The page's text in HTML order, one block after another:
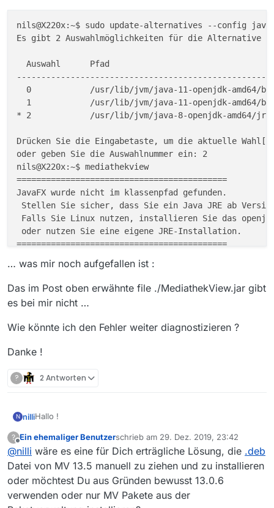
nils@X220x:~$ sudo update-alternatives --config
Es gibt 2 Auswahlmöglichkeiten für die
Auswahl      Pfad
0            /usr/lib/jvm/java-11-openjdk-amd64/
1            /usr/lib/jvm/java-11-openjdk-amd64/
* 2            /usr/lib/jvm/java-8-openjdk-amd64/jre/
Drücken Sie die Eingabetaste, um die aktuelle
oder geben Sie die Auswahlnummer ein: 2
nils@X220x:~$ mediathekview
===========================================
JavaFX wurde nicht im klassenpfad gefunden.
Stellen Sie sicher, dass Sie ein Java JRE ab
Falls Sie Linux nutzen, installieren Sie das openjfx-
oder nutzen Sie eine eigene JRE-Installation.
===========================================
… was mir noch aufgefallen ist :
Das im Post oben erwähnte file ./MediathekView.jar gibt
es bei mir nicht …
Wie könnte ich den Fehler weiter diagnostizieren ?
Danke !
? 2 Antworten
N nilliHallo !
MediathekView 13.0.6-1 aus der Linux Mint 19.3
Anwendungsverwaltung startet bei mir nicht.
Das MediathekView Logo blinkt einmal kurz auf und das
war’s…
nils@X220x:~$ mediathekview
===========================================
?
Offline
Ein ehemaliger Benutzerschrieb am 29. Dez. 2019, 23:42
zuletzt editiert von
@nilli wäre es eine für Dich erträgliche Lösung, die .deb
Datei von MV 13.5 manuell zu ziehen und zu installieren
oder möchtest Du aus Gründen bewusst 13.0.6
verwenden oder nur MV Pakete aus der